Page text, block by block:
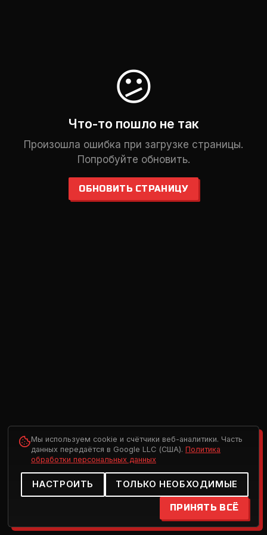
😕
Что-то пошло не так
Произошла ошибка при загрузке страницы.
Попробуйте обновить.
ОБНОВИТЬ СТРАНИЦУ
Мы используем cookie и счётчики веб-аналитики. Часть
данных передаётся в Google LLC (США). Политика
обработки персональных данных
НАСТРОИТЬ ТОЛЬКО НЕОБХОДИМЫЕ
ПРИНЯТЬ ВСЁ